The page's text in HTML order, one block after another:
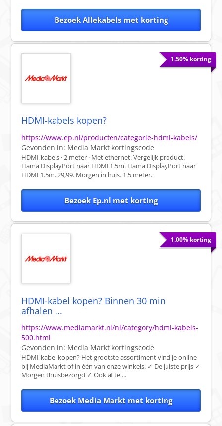
Bezoek Allekabels met korting
1.50% korting
HDMI-kabels kopen?
https://www.ep.nl/producten/categorie-hdmi-kabels/
Gevonden in: Media Markt kortingscode
HDMI-kabels · 2 meter · Met ethernet. Vergelijk product.
Hama DisplayPort naar HDMI 1.5m. Hama DisplayPort naar
HDMI 1.5m. 29,99. Morgen in huis. 1.5 meter.
Bezoek Ep.nl met korting
1.00% korting
HDMI-kabel kopen? Binnen 30 min
afhalen ...
https://www.mediamarkt.nl/nl/category/hdmi-kabels-
500.html
Gevonden in: Media Markt kortingscode
HDMI-kabel kopen? Het grootste assortiment vind je online
bij MediaMarkt of in één van onze winkels. ✓ De juiste prijs ✓
Morgen thuisbezorgd ✓ Ook af te ...
Bezoek Media Markt met korting